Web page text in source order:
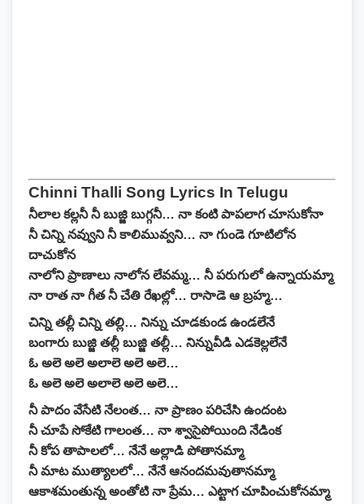
Chinni Thalli Song Lyrics In Telugu
నీలాల కల్లనీ నీ బుజ్జి బుగ్గనీ… నా కంటి పాపలాగ చూసుకోనా
నీ చిన్ని నవ్వుని నీ కాలిమువ్వని… నా గుండె గూటిలోన
దాచుకోన
నాలోని ప్రాణాలు నాలోన లేవమ్మ… నీ పరుగులో ఉన్నాయమ్మా
నా రాత నా గీత నీ చేతి రేఖల్లో… రాసాడె ఆ బ్రహ్మ…
చిన్ని తల్లీ చిన్ని తల్లి… నిన్ను చూడకుండ ఉండలేనే
బంగారు బుజ్జి తల్లీ బుజ్జి తల్లీ… నిన్నువీడి ఎడకెల్లలేనే
ఓ అలె అలె అలాలె అలె అలె…
ఓ అలె అలె అలాలె అలె అలె…
నీ పాదం వేసేటి నేలంత… నా ప్రాణం పరిచేసి ఉందంట
నీ చూపే సోకేటి గాలంత… నా శ్వాసైపోయింది నేడింక
నీ కోప తాపాలలో… నేనే అల్లాడి పోతానమ్మా
నీ మాట ముత్యాలలో… నేనే ఆనందమవుతానమ్మా
ఆకాశమంతున్న అంతోటి నా ప్రేమ… ఎట్టాగ చూపించుకోనమ్మా